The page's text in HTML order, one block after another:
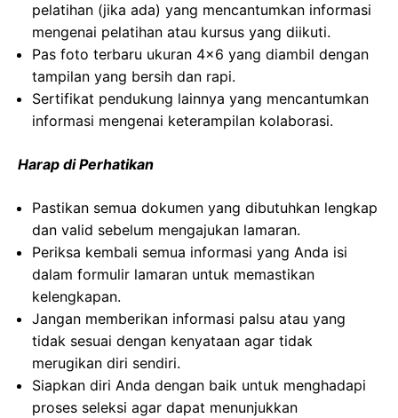
pelatihan (jika ada) yang mencantumkan informasi
mengenai pelatihan atau kursus yang diikuti.
Pas foto terbaru ukuran 4×6 yang diambil dengan
tampilan yang bersih dan rapi.
Sertifikat pendukung lainnya yang mencantumkan
informasi mengenai keterampilan kolaborasi.
Harap di Perhatikan
Pastikan semua dokumen yang dibutuhkan lengkap
dan valid sebelum mengajukan lamaran.
Periksa kembali semua informasi yang Anda isi
dalam formulir lamaran untuk memastikan
kelengkapan.
Jangan memberikan informasi palsu atau yang
tidak sesuai dengan kenyataan agar tidak
merugikan diri sendiri.
Siapkan diri Anda dengan baik untuk menghadapi
proses seleksi agar dapat menunjukkan